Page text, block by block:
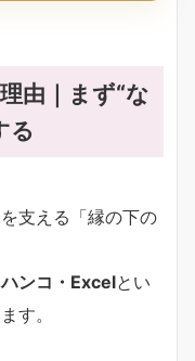
由｜まず“な
る
支える「縁の下の
ンコ・Excelとい
す。